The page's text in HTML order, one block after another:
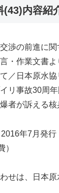
(43)内容紹
渉の前進に
・作業文書
／日本原水
リ事故30周
者が訴える
2016年7月発
）
せは、日本原